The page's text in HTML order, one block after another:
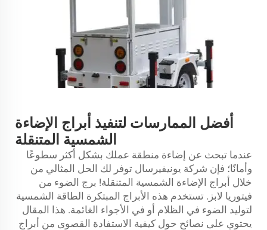
أفضل الممارسات لتنفيذ أبراج الإضاءة
الشمسية المتنقلة
عندما تبحث عن إضاءة منطقة عملك بشكل أكثر سطوعًا
وأمانًا؛ فإن شركة يونيفيرسال توفر لك الحل المثالي من
خلال أبراج الإضاءة الشمسية المتنقلة! برج الضوء من
فيتوريا لابز. تستخدم هذه الأبراج المبتكرة الطاقة الشمسية
لتوليد الضوء في الظلام أو في الأجواء الغائمة. هذا المقال
يحتوي على نصائح حول كيفية الاستفادة القصوى من أبراج